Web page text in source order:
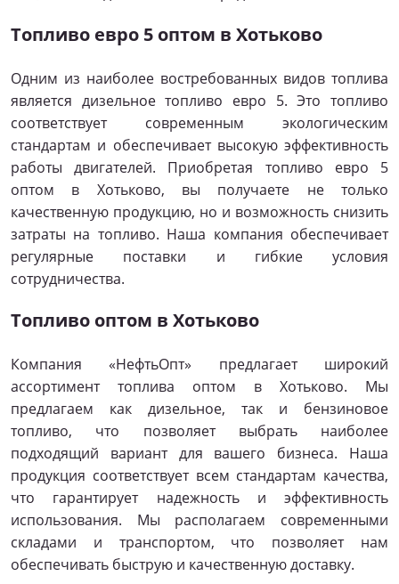
Топливо евро 5 оптом в Хотьково
Одним из наиболее востребованных видов топлива
является дизельное топливо евро 5. Это топливо
соответствует современным экологическим
стандартам и обеспечивает высокую эффективность
работы двигателей. Приобретая топливо евро 5
оптом в Хотьково, вы получаете не только
качественную продукцию, но и возможность снизить
затраты на топливо. Наша компания обеспечивает
регулярные поставки и гибкие условия
сотрудничества.
Топливо оптом в Хотьково
Компания «НефтьОпт» предлагает широкий
ассортимент топлива оптом в Хотьково. Мы
предлагаем как дизельное, так и бензиновое
топливо, что позволяет выбрать наиболее
подходящий вариант для вашего бизнеса. Наша
продукция соответствует всем стандартам качества,
что гарантирует надежность и эффективность
использования. Мы располагаем современными
складами и транспортом, что позволяет нам
обеспечивать быструю и качественную доставку.